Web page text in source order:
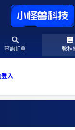
查詢訂單 教程
登入